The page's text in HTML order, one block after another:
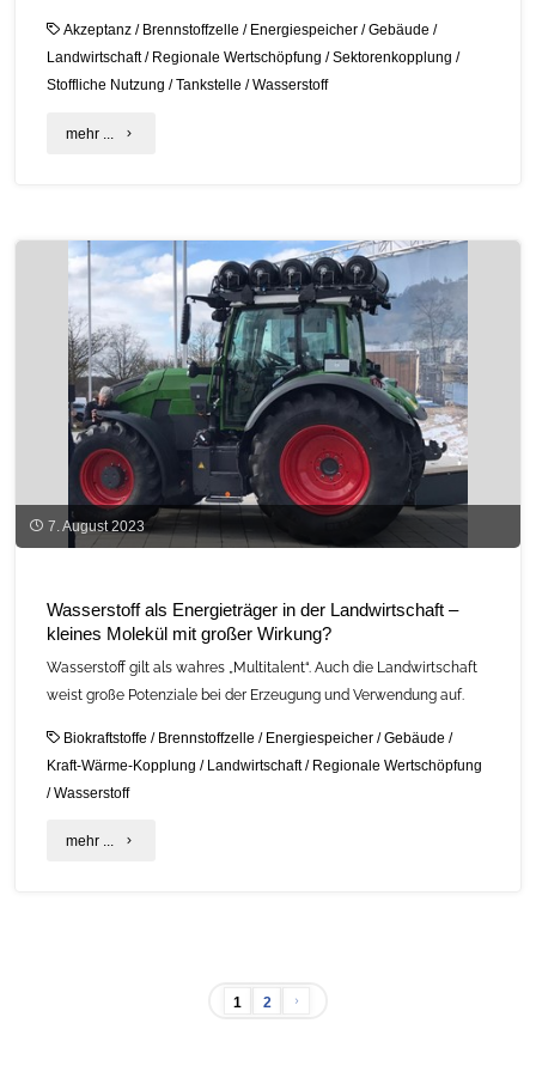
Akzeptanz / Brennstoffzelle / Energiespeicher /Gebäude /
Landwirtschaft/ Regionale Wertschöpfung /Sektorenkopplung /
Stoffliche Nutzung /Tankstelle /Wasserstoff
mehr ... "Wasserstoff
erkennen
vermeiden"
7. August 2023
Wasserstoff als Energieträger in der Landwirtschaft –
kleines Molekül mit großer Wirkung?
Wasserstoff gilt als wahres „Multitalent“. Auch die Landwirtschaft
weist große Potenziale bei der Erzeugung und Verwendung auf.
Biokraftstoffe / Brennstoffzelle / Energiespeicher /Gebäude /
Kraft-Wärme-Kopplung / Landwirtschaft/ Regionale Wertschöpfung
/Wasserstoff
mehr ... "Wasserstoff
1 2